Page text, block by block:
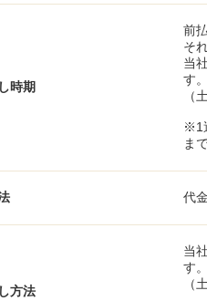
時期
前
そ
当
す。
（
※1
ま
代
方法
当
す。
（